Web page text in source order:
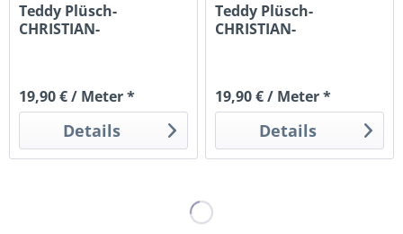
Teddy Plüsch-
CHRISTIAN-
19,90 € / Meter *
Details
Teddy Plüsch-
CHRISTIAN-
19,90 € / Meter *
Details